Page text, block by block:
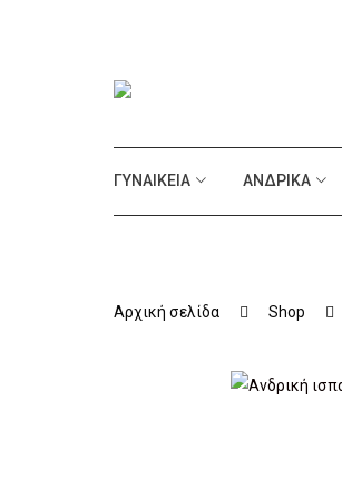
ΓΥΝΑΙΚΕΊΑ ΑΝΔΡΙΚΆ
Αρχική σελίδα Shop